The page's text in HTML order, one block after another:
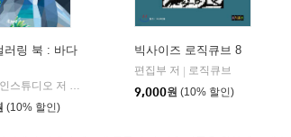
러링 북 : 바다
스튜디오 저 | DNA디자인
(10% 할인)
빅사이즈 로직큐브 8
편집부 저
로직큐브
9,000원 (10% 할인)